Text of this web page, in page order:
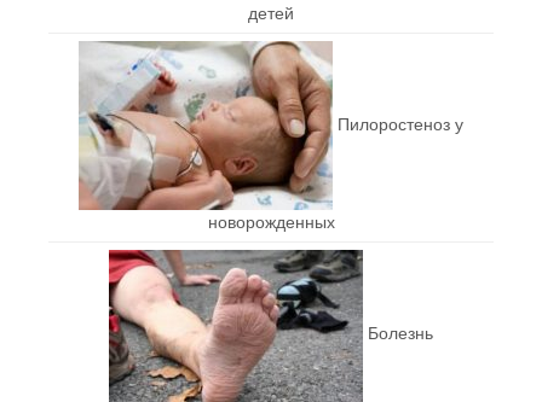
детей
Пилоростеноз у
новорожденных
Болезнь